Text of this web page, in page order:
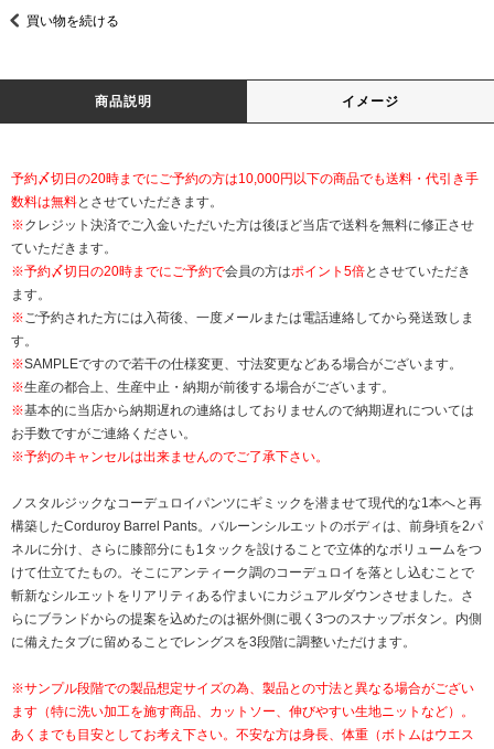
買い物を続ける
商品説明 イメージ
予約〆切日の20時までにご予約の方は10,000円以下の商品でも送料・代引き手
数料は無料とさせていただきます。
※クレジット決済でご入金いただいた方は後ほど当店で送料を無料に修正させ
ていただきます。
※予約〆切日の20時までにご予約で会員の方はポイント5倍とさせていただき
ます。
※ご予約された方には入荷後、一度メールまたは電話連絡してから発送致しま
す。
※SAMPLEですので若干の仕様変更、寸法変更などある場合がございます。
※生産の都合上、生産中止・納期が前後する場合がございます。
※基本的に当店から納期遅れの連絡はしておりませんので納期遅れについては
お手数ですがご連絡ください。
※予約のキャンセルは出来ませんのでご了承下さい。
ノスタルジックなコーデュロイパンツにギミックを潜ませて現代的な1本へと再
構築したCorduroy Barrel Pants。バルーンシルエットのボディは、前身頃を2パ
ネルに分け、さらに膝部分にも1タックを設けることで立体的なボリュームをつ
けて仕立てたもの。そこにアンティーク調のコーデュロイを落とし込むことで
斬新なシルエットをリアリティある佇まいにカジュアルダウンさせました。さ
らにブランドからの提案を込めたのは裾外側に覗く3つのスナップボタン。内側
に備えたタブに留めることでレングスを3段階に調整いただけます。
※サンプル段階での製品想定サイズの為、製品との寸法と異なる場合がござい
ます（特に洗い加工を施す商品、カットソー、伸びやすい生地ニットなど）。
あくまでも目安としてお考え下さい。不安な方は身長、体重（ボトムはウエス